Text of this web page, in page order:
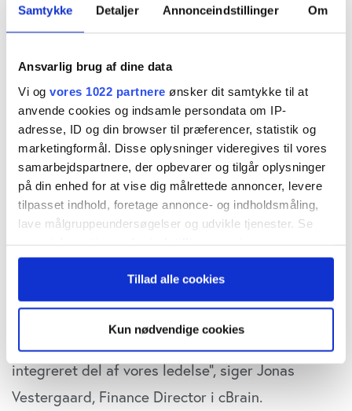
Samtykke Detaljer Annonceindstillinger Om
Ansvarlig brug af dine data
Vi og vores 1022 partnere ønsker dit samtykke til at
anvende cookies og indsamle persondata om IP-
adresse, ID og din browser til præferencer, statistik og
marketingformål. Disse oplysninger videregives til vores
samarbejdspartnere, der opbevarer og tilgår oplysninger
på din enhed for at vise dig målrettede annoncer, levere
tilpasset indhold, foretage annonce- og indholdsmåling,
lave målgruppeundersøgelser og udvikle tjenester. Se
persondatapolitik. Du kan altid trække dit samtykke
tilbage eller ændre indstillinger fra vores
"Cookiedeklaration", eller ved at trykke på "Privacy
Hvis du tillader det, vil vi også gerne:
Indsamle præcise oplysninger om din placering,
der kan være nøjagtig inden for få meter
Tillad alle cookies
Kun nødvendige cookies
redaktør Claus Strue Frederiksen, der her
gennemgår årets resultater for mid cap.
For tredje år i træk vinder cBrain Økonomisk
Ugebrevs årlige Tax Governance Rating for mid
cap-selskaber. Med 12 point ud af 12 mulige
scorer den danske softwarevirksomhed
maksimumpoint i samtlige ratingens syv
målepunkter.
“Vi er naturligvis meget tilfredse med
anerkendelsen. Resultatet afspejler vores
langsigtede og systematiske fokus på
transparens og ansvarlig skattepraksis som en
integreret del af vores ledelse”, siger Jonas
Vestergaard, Finance Director i cBrain.